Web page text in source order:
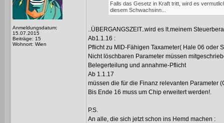
Anmeldungsdatum:
15.07.2015
Beiträge: 15
Wohnort: Wien
Falls das Gesetz in Kraft tritt, wird es
diesem Schwachsinn...
..ÜBERGANGSZEIT..wird es lt.meinem
Ab1.1.16 :
Pflicht zu MID-Fähigen Taxameter( Hale 06 oder
Nicht löschbaren Parameter müssen
Belegerteilung und annahme-Pflicht
Ab 1.1.17
müssen die für die Finanz relevanten Parameter
Bis Ende 16 muss um Chip erweitert werden!.
P.S.
An alle, die sich jetzt schon ins Hemd machen :